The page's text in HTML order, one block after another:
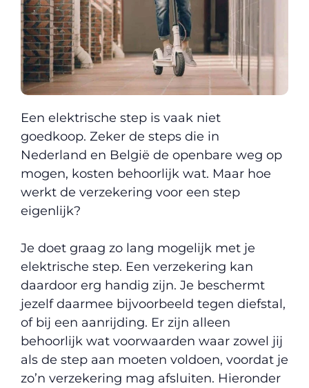
Een elektrische step is vaak niet
goedkoop. Zeker de steps die in
Nederland en België de openbare weg op
mogen, kosten behoorlijk wat. Maar hoe
werkt de verzekering voor een step
eigenlijk?
Je doet graag zo lang mogelijk met je
elektrische step. Een verzekering kan
daardoor erg handig zijn. Je beschermt
jezelf daarmee bijvoorbeeld tegen diefstal,
of bij een aanrijding. Er zijn alleen
behoorlijk wat voorwaarden waar zowel jij
als de step aan moeten voldoen, voordat je
zo’n verzekering mag afsluiten. Hieronder